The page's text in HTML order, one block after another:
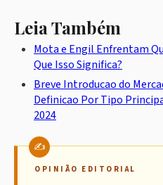
Leia Também
Mota e Engil Enfrentam
Que Isso Significa?
Breve Introducao do
Definicao Por Tipo
2024
OPINIÃO EDITORIAL